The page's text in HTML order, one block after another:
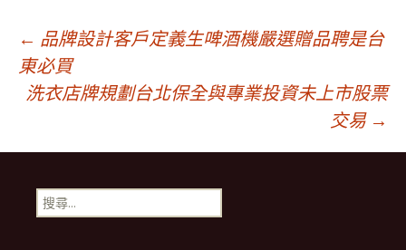
文
章
導
航
← 品牌設計客戶定義生啤酒機嚴選贈品聘是台
東必買
洗衣店牌規劃台北保全與專業投資未上市股票
交易 →
搜
尋